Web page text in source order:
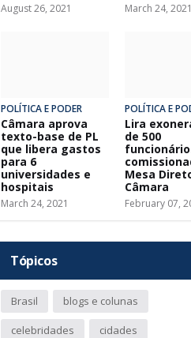
August 26, 2021 March 24, 2021
POLÍTICA E PODER
Câmara aprova
texto-base de PL
que libera gastos
para 6
universidades e
hospitais
March 24, 2021
POLÍTICA E
Lira
de 500
Mesa
Câmara
February 07,
Tópicos
Brasil blogs e colunas
celebridades cidades